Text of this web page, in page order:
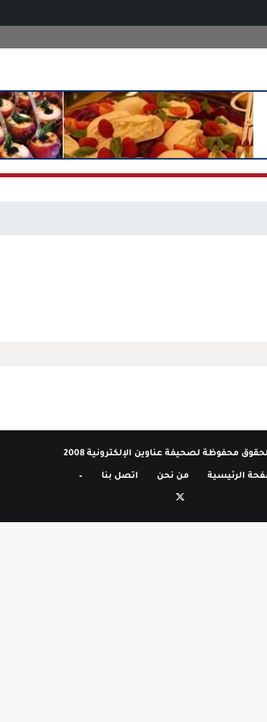
محفوظة لصحيفة عناوين الإلكترونية 2008
الرئيسية من نحن اتصل بنا –